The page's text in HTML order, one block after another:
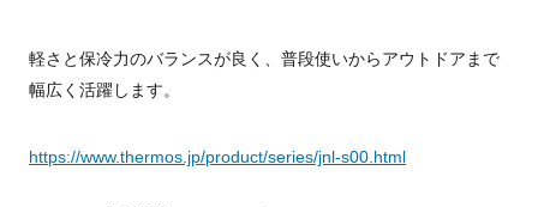
軽さと保冷力のバランスが良く、普段使いからアウトドアまで
幅広く活躍します。
https://www.thermos.jp/product/series/jnl-s00.html